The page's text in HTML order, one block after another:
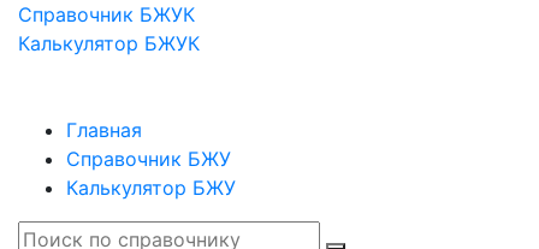
Справочник БЖУК
Калькулятор БЖУК
Главная
Справочник БЖУ
Калькулятор БЖУ